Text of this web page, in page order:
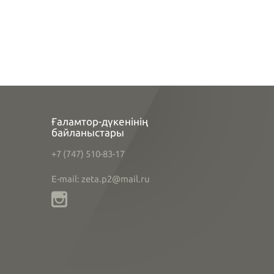
Ғаламтор-дүкенінің
байланыстары
+7 (747) 510-83-17
E-mail: zeta.p2@mail.ru